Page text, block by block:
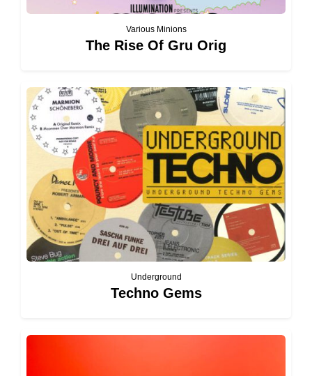
Various Minions
The Rise Of Gru Orig
Underground
Techno Gems